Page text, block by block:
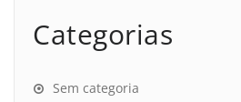
Categorias
Sem categoria